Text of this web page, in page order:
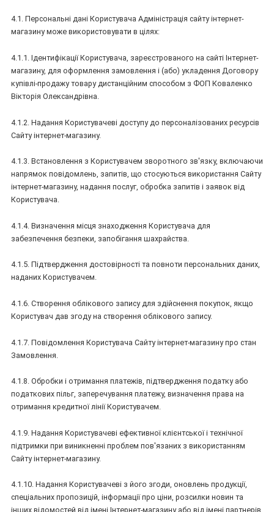
4.1. Персональні дані Користувача Адміністрація сайту інтернет-
магазину може використовувати в цілях:
4.1.1. Ідентифікації Користувача, зареєстрованого на сайті Інтернет-
магазину, для оформлення замовлення і (або) укладення Договору
купівлі-продажу товару дистанційним способом з ФОП Коваленко
Вікторія Олександрівна.
4.1.2. Надання Користувачеві доступу до персоналізованих ресурсів
Сайту інтернет-магазину.
4.1.3. Встановлення з Користувачем зворотного зв'язку, включаючи
напрямок повідомлень, запитів, що стосуються використання Сайту
інтернет-магазину, надання послуг, обробка запитів і заявок від
Користувача.
4.1.4. Визначення місця знаходження Користувача для
забезпечення безпеки, запобігання шахрайства.
4.1.5. Підтвердження достовірності та повноти персональних даних,
наданих Користувачем.
4.1.6. Створення облікового запису для здійснення покупок, якщо
Користувач дав згоду на створення облікового запису.
4.1.7. Повідомлення Користувача Сайту інтернет-магазину про стан
Замовлення.
4.1.8. Обробки і отримання платежів, підтвердження податку або
податкових пільг, заперечування платежу, визначення права на
отримання кредитної лінії Користувачем.
4.1.9. Надання Користувачеві ефективної клієнтської і технічної
підтримки при виникненні проблем пов'язаних з використанням
Сайту інтернет-магазину.
4.1.10. Надання Користувачеві з його згоди, оновлень продукції,
спеціальних пропозицій, інформації про ціни, розсилки новин та
інших відомостей від імені Інтернет-магазину або від імені партнерів